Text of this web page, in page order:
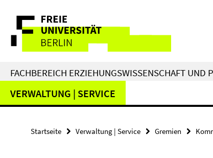
direkt
Inhalt
Service-
Navigation
FACHBEREICH ERZIEHUNGSWISSENSCHAFT UND
VERWALTUNG | SERVICE
Startseite Verwaltung | Service Gremien